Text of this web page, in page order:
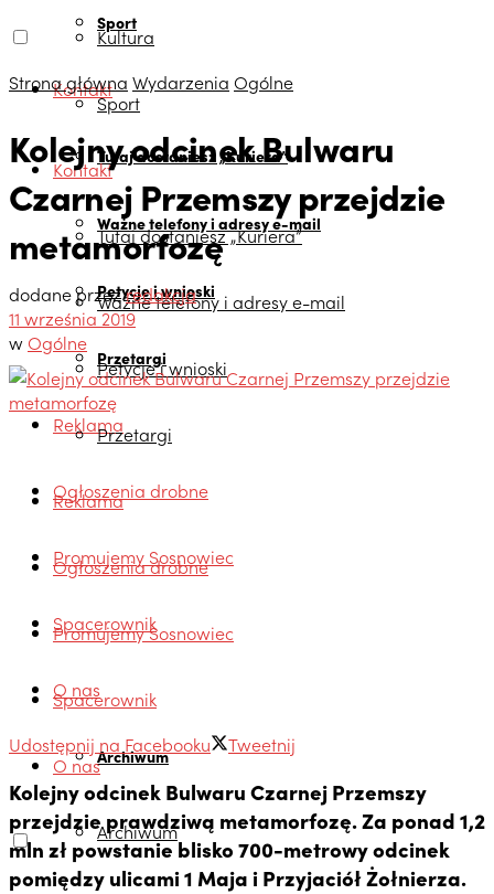
Sport
Kontakt
Tutaj dostaniesz „Kuriera”
Ważne telefony i adresy e-mail
Petycje i wnioski
Przetargi
Reklama
Ogłoszenia drobne
Promujemy Sosnowiec
Spacerownik
O nas
Archiwum
Kultura
Sport
Kontakt
Tutaj dostaniesz „Kuriera”
Ważne telefony i adresy e-mail
Petycje i wnioski
Przetargi
Reklama
Ogłoszenia drobne
Promujemy Sosnowiec
Spacerownik
O nas
Archiwum
Strona główna Wydarzenia Ogólne
Kolejny odcinek Bulwaru
Czarnej Przemszy przejdzie
metamorfozę
dodane przezredakcja
11 września 2019
wOgólne
Udostępnij na Facebooku Tweetnij
Kolejny odcinek Bulwaru Czarnej Przemszy
przejdzie prawdziwą metamorfozę. Za ponad 1,2
mln zł powstanie blisko 700-metrowy odcinek
pomiędzy ulicami 1 Maja i Przyjaciół Żołnierza.